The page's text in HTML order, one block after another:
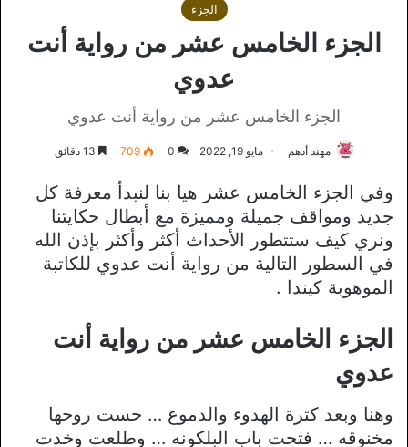
الجزء
الجزء الخامس عشر من رواية أنت
عدوي
الجزء الخامس عشر من رواية أنت عدوي
مهند أدهم مايو 19, 2022 0
709
وفي الجزء الخامس عشر هيا بنا لنبدأ معرفة كل
جديد ومواقف جميلة ومميزة مع أبطال حكايتنا
ونري كيف ستتطور الأحداث أكثر وأكثر بإذن الله
في السطور التالية من رواية أنت عدوي للكاتبة
الموهوبة كيندا .
الجزء الخامس عشر من رواية أنت
عدوي
وهنا وبعد كترة الهدوء والدموع … حست روحها
مخنوقه … فتحت باب البلكونه … وطلعت وخدت